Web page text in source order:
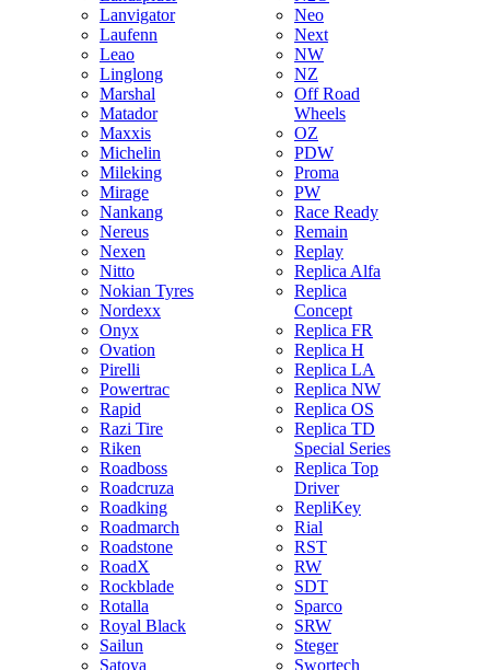
Lanvigator
Laufenn
Leao
Linglong
Marshal
Matador
Maxxis
Michelin
Mileking
Mirage
Nankang
Nereus
Nexen
Nitto
Nokian Tyres
Nordexx
Onyx
Ovation
Pirelli
Powertrac
Rapid
Razi Tire
Riken
Roadboss
Roadcruza
Roadking
Roadmarch
Roadstone
RoadX
Rockblade
Rotalla
Royal Black
Sailun
Satoya
Neo
Next
NW
NZ
Off Road
Wheels
OZ
PDW
Proma
PW
Race Ready
Remain
Replay
Replica Alfa
Replica
Concept
Replica FR
Replica H
Replica LA
Replica NW
Replica OS
Replica TD
Special Series
Replica Top
Driver
RepliKey
Rial
RST
RW
SDT
Sparco
SRW
Steger
Swortech